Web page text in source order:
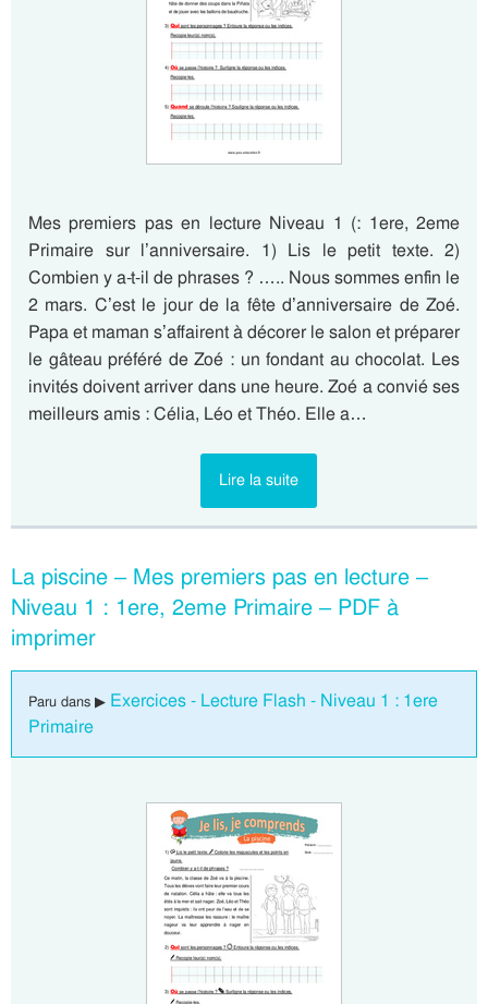
Mes premiers pas en lecture Niveau 1 (: 1ere, 2eme
Primaire sur l’anniversaire. 1) Lis le petit texte. 2)
Combien y a-t-il de phrases ? ….. Nous sommes enfin le
2 mars. C’est le jour de la fête d’anniversaire de Zoé.
Papa et maman s’affairent à décorer le salon et préparer
le gâteau préféré de Zoé : un fondant au chocolat. Les
invités doivent arriver dans une heure. Zoé a convié ses
meilleurs amis : Célia, Léo et Théo. Elle a…
Lire la suite
La piscine – Mes premiers pas en lecture –
Niveau 1 : 1ere, 2eme Primaire – PDF à
imprimer
Paru dans ▶ Exercices - Lecture Flash - Niveau 1 : 1ere
Primaire